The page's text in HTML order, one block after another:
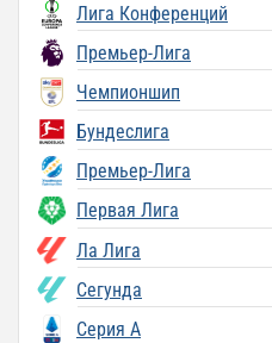
Лига Конференций
Премьер-Лига
Чемпионшип
Бундеслига
Премьер-Лига
Первая Лига
Ла Лига
Сегунда
Серия A